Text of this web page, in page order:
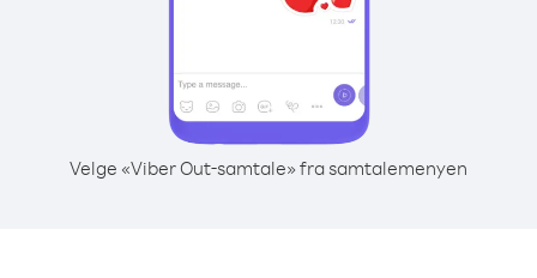
Velge «Viber Out-samtale» fra samtalemenyen